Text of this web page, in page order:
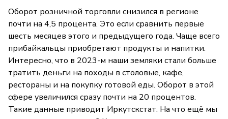
Оборот розничной торговли снизился в регионе
почти на 4,5 процента. Это если сравнить первые
шесть месяцев этого и предыдущего года. Чаще всего
прибайкальцы приобретают продукты и напитки.
Интересно, что в 2023-м наши земляки стали больше
тратить деньги на походы в столовые, кафе,
рестораны и на покупку готовой еды. Оборот в этой
сфере увеличился сразу почти на 20 процентов.
Такие данные приводит Иркутскстат. На что ещё мы